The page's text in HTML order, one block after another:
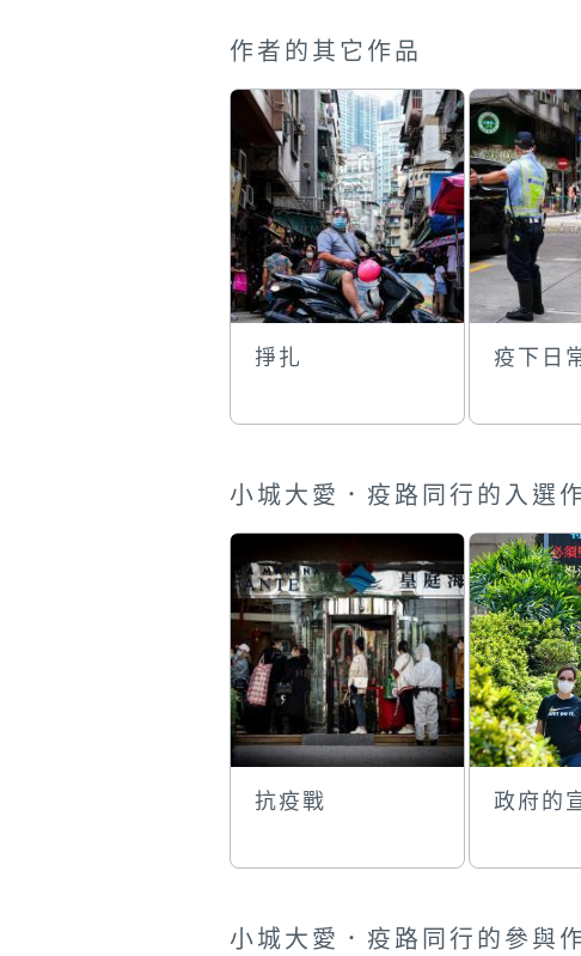
作者的其它作品
掙扎 疫下日
小城大愛．疫路同行的入選
抗疫戰 政府的
小城大愛．疫路同行的參與